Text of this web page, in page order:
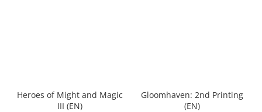
Heroes of Might and Magic
III (EN)
Gloomhaven: 2nd Printing
(EN)